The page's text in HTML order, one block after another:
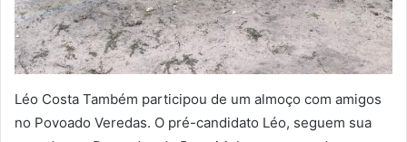
Léo Costa Também participou de um almoço com amigos
no Povoado Veredas. O pré-candidato Léo, seguem sua